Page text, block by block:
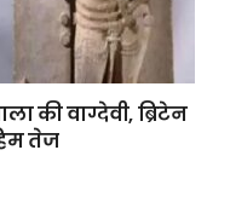
की वाग्देवी, ब्रिटेन
तेज